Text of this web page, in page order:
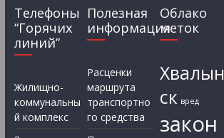
Телефоны
“Горячих
линий”
Жилищно-
коммунальны
й комплекс
Полезная
информация
Расценки
маршрута
транспортно
го средства
Облако
меток
Хвалын
ск вред
закон